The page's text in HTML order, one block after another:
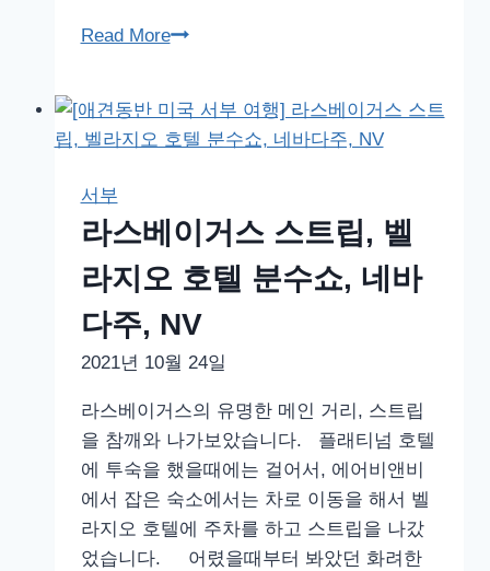
Read More라
이
거
티
시
풍
선
륨
가
스
넣
기,
서부
라스베이거스 스트립, 벨
라지오 호텔 분수쇼, 네바
다주, NV
2021년 10월 24일
라스베이거스의 유명한 메인 거리, 스트립
을 참깨와 나가보았습니다. 플래티넘 호텔
에 투숙을 했을때에는 걸어서, 에어비앤비
에서 잡은 숙소에서는 차로 이동을 해서 벨
라지오 호텔에 주차를 하고 스트립을 나갔
었습니다. 어렸을때부터 봐았던 화려한